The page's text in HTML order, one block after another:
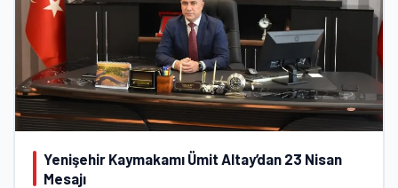
Yenişehir Kaymakamı Ümit Altay’dan 23 Nisan
Mesajı